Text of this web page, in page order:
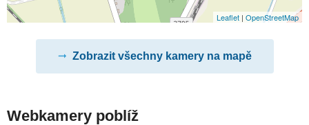
Leaflet | OpenStreetMap
Zobrazit všechny kamery na mapě
Webkamery poblíž